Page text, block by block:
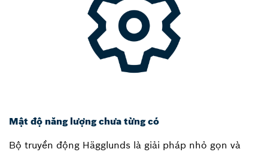
Mật độ năng lượng chưa từng có
Bộ truyền động Hägglunds là giải pháp nhỏ gọn và